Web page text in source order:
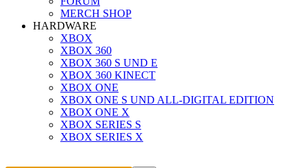
MERCH SHOP
HARDWARE
XBOX
XBOX 360
XBOX 360 S UND E
XBOX 360 KINECT
XBOX ONE
XBOX ONE S UND ALL-DIGITAL EDITION
XBOX ONE X
XBOX SERIES S
XBOX SERIES X